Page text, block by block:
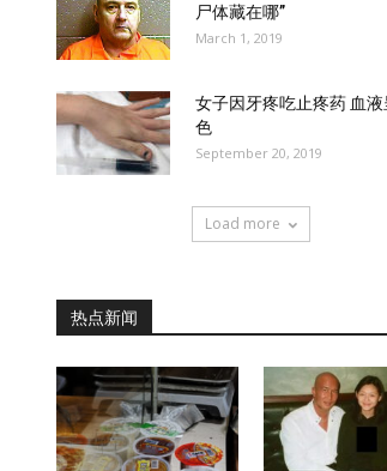
尸体藏在哪”
March 1, 2019
女子因牙疼吃止疼药 血
色
September 20, 2019
Load more
热点新闻